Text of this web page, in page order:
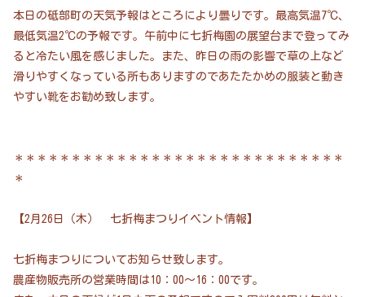
本日の砥部町の天気予報はところにより曇りです。最高気温7℃、
最低気温2℃の予報です。午前中に七折梅園の展望台まで登ってみ
ると冷たい風を感じました。また、昨日の雨の影響で草の上など
滑りやすくなっている所もありますのであたたかめの服装と動き
やすい靴をお勧め致します。
＊＊＊＊＊＊＊＊＊＊＊＊＊＊＊＊＊＊＊＊＊＊＊＊＊＊＊＊＊
＊
【2月26日（木） 七折梅まつりイベント情報】
七折梅まつりについてお知らせ致します。
農産物販売所の営業時間は10：00～16：00です。